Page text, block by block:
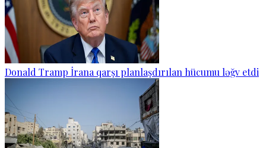
Donald Tramp İrana qarşı planlaşdırılan hücumu ləğv etdi